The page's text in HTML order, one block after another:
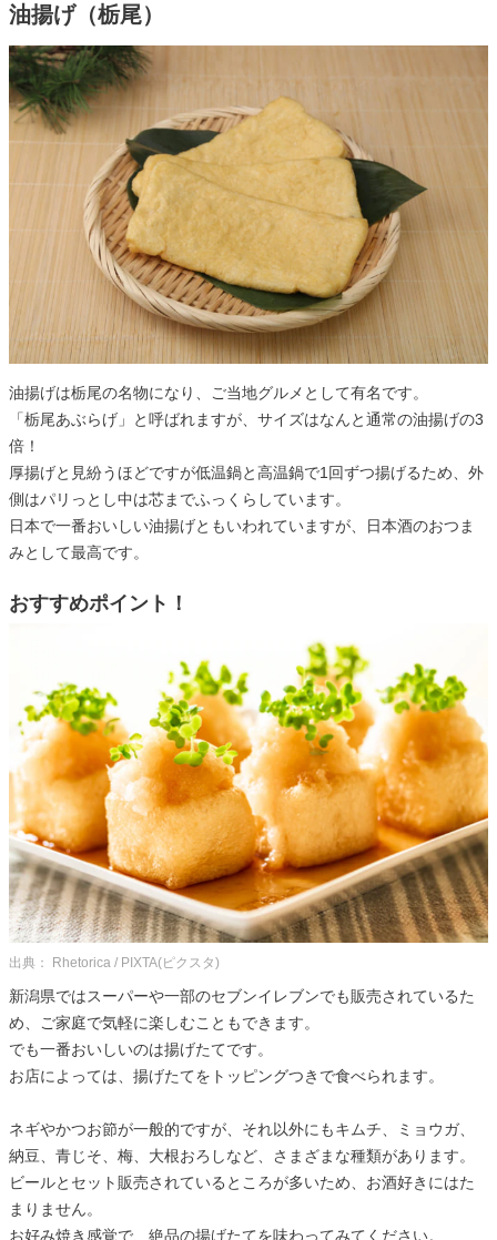
油揚げ（栃尾）
油揚げは栃尾の名物になり、ご当地グルメとして有名です。
「栃尾あぶらげ」と呼ばれますが、サイズはなんと通常の油揚げの3
倍！
厚揚げと見紛うほどですが低温鍋と高温鍋で1回ずつ揚げるため、外
側はパリっとし中は芯までふっくらしています。
日本で一番おいしい油揚げともいわれていますが、日本酒のおつま
みとして最高です。
おすすめポイント！
出典： Rhetorica / PIXTA(ピクスタ)
新潟県ではスーパーや一部のセブンイレブンでも販売されているた
め、ご家庭で気軽に楽しむこともできます。
でも一番おいしいのは揚げたてです。
お店によっては、揚げたてをトッピングつきで食べられます。
ネギやかつお節が一般的ですが、それ以外にもキムチ、ミョウガ、
納豆、青じそ、梅、大根おろしなど、さまざまな種類があります。
ビールとセット販売されているところが多いため、お酒好きにはた
まりません。
お好み焼き感覚で、絶品の揚げたてを味わってみてください。